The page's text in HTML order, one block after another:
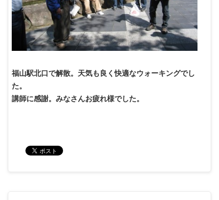
福山駅北口で解散。天気も良く快適なウォーキングでし
た。
講師に感謝。みなさんお疲れ様でした。